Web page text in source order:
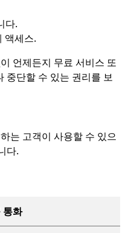
다.
액세스.
언제든지 무료 서비스 또
중단할 수 있는 권리를 보
는 고객이 사용할 수 있으
다.
통화